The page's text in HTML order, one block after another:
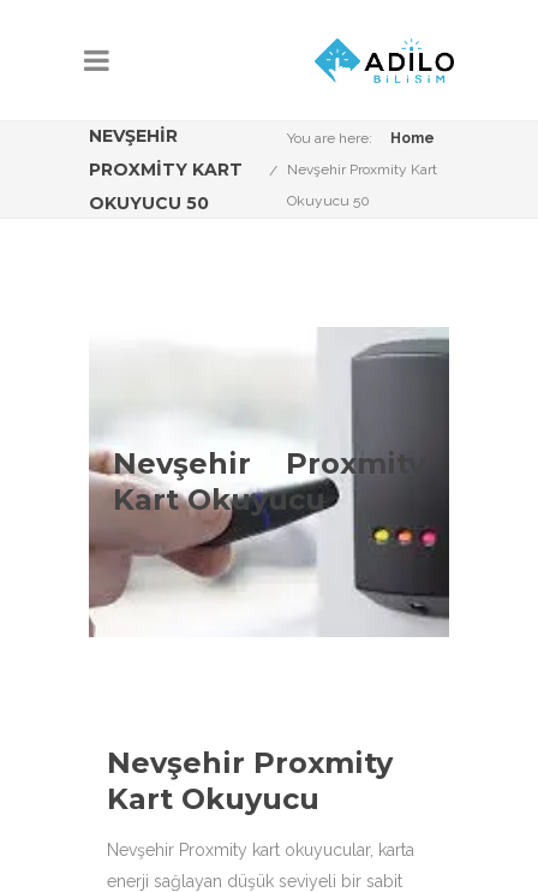
NEVŞEHIR
PROXMITY KART
OKUYUCU 50
You are here:
Home
Nevşehir Proxmity Kart
Okuyucu 50
Nevşehir Proxmity
Kart Okuyucu
Çeşitleri
Nevşehir Proxmity kart okuyucu
konusunda Adilo Bilişim olarak
aşağıdaki ürün çeşitleri ile
hizmetinizdeyiz.
Nevşehir Proxmity
Kart Okuyucu
Nevşehir Proxmity kart okuyucular, karta
enerji sağlayan düşük seviyeli bir sabit